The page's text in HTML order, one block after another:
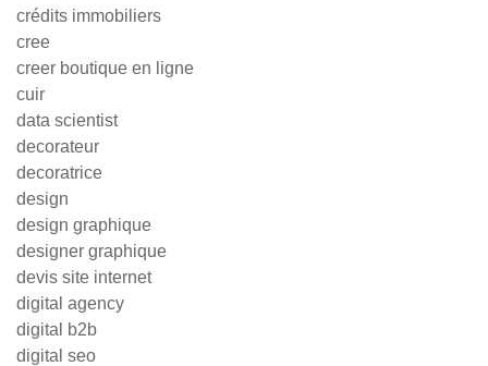
crédits immobiliers
cree
creer boutique en ligne
cuir
data scientist
decorateur
decoratrice
design
design graphique
designer graphique
devis site internet
digital agency
digital b2b
digital seo